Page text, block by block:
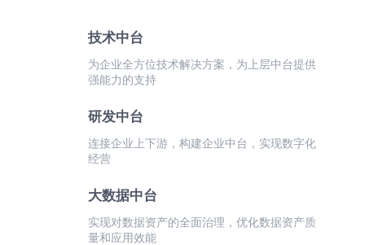
技术中台
为企业全方位技术解决方案，为上层中台提供
强能力的支持
研发中台
连接企业上下游，构建企业中台，实现数字化
经营
大数据中台
实现对数据资产的全面治理，优化数据资产质
量和应用效能